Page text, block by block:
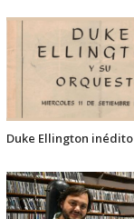
Duke Ellington inédito